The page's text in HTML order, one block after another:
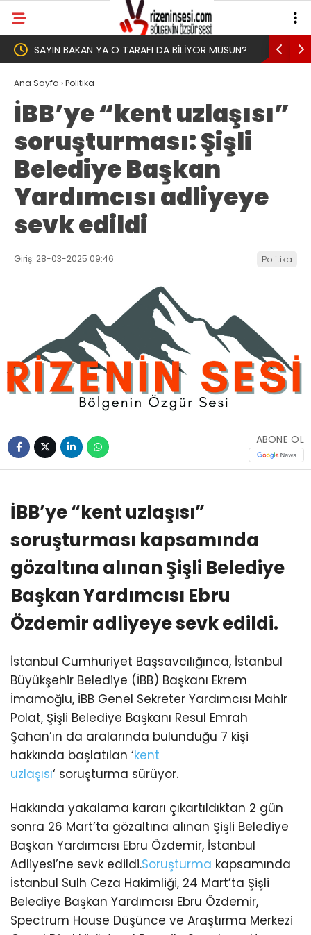
MUSUN? Yeni Parti İktidar Yolculuğuna Erdoğan’ın
Memleketi Rize’den Başladı
Ana Sayfa ›Politika
İBB’ye “kent uzlaşısı”
soruşturması: Şişli
Belediye Başkan
Yardımcısı adliyeye
sevk edildi
Giriş: 28-03-2025 09:46 Politika
ABONE OL
İBB’ye “kent uzlaşısı”
soruşturması kapsamında
gözaltına alınan Şişli Belediye
Başkan Yardımcısı Ebru
Özdemir adliyeye sevk edildi.
İstanbul Cumhuriyet Başsavcılığınca, İstanbul
Büyükşehir Belediye (İBB) Başkanı Ekrem
İmamoğlu, İBB Genel Sekreter Yardımcısı Mahir
Polat, Şişli Belediye Başkanı Resul Emrah
Şahan’ın da aralarında bulunduğu 7 kişi
hakkında başlatılan ‘kent
uzlaşısı‘ soruşturma sürüyor.
Hakkında yakalama kararı çıkartıldıktan 2 gün
sonra 26 Mart’ta gözaltına alınan Şişli Belediye
Başkan Yardımcısı Ebru Özdemir, İstanbul
Adliyesi’ne sevk edildi.Soruşturma kapsamında
İstanbul Sulh Ceza Hakimliği, 24 Mart’ta Şişli
Belediye Başkan Yardımcısı Ebru Özdemir,
Spectrum House Düşünce ve Araştırma Merkezi